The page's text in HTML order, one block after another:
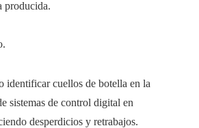
producida.
identificar cuellos de botella en la
sistemas de control digital en
desperdicios y retrabajos.